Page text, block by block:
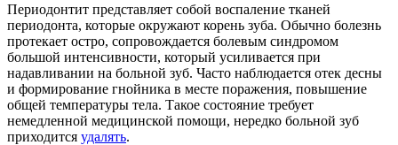
Периодонтит представляет собой воспаление тканей
периодонта, которые окружают корень зуба. Обычно болезнь
протекает остро, сопровождается болевым синдромом
большой интенсивности, который усиливается при
надавливании на больной зуб. Часто наблюдается отек десны
и формирование гнойника в месте поражения, повышение
общей температуры тела. Такое состояние требует
немедленной медицинской помощи, нередко больной зуб
приходится удалять.